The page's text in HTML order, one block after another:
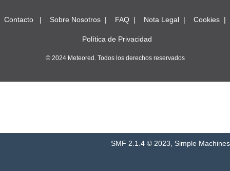
Contacto Sobre Nosotros FAQ Nota Legal Cookies
Política de Privacidad
© 2024 Meteored. Todos los derechos reservados
SMF 2.1.4 © 2023 Simple Machines